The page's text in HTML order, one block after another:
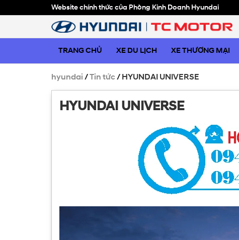
Website chính thức của Phòng Kinh Doanh Hyundai
TRANG CHỦ XE DU LỊCH XE THƯƠNG MẠI
hyundai /Tin tức / HYUNDAI UNIVERSE
HYUNDAI UNIVERSE